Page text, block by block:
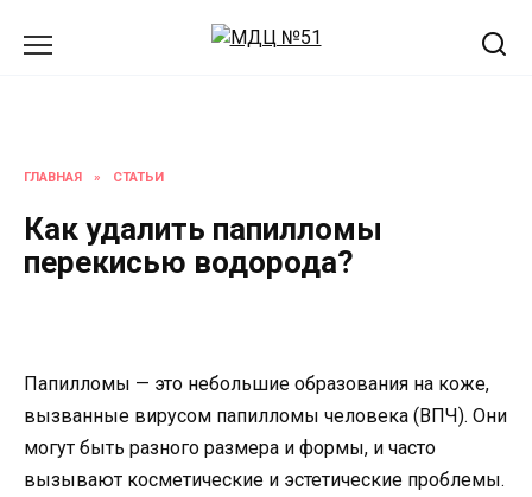
ГЛАВНАЯ » СТАТЬИ
Как удалить папилломы
перекисью водорода?
Папилломы — это небольшие образования на коже,
вызванные вирусом папилломы человека (ВПЧ). Они
могут быть разного размера и формы, и часто
вызывают косметические и эстетические проблемы.